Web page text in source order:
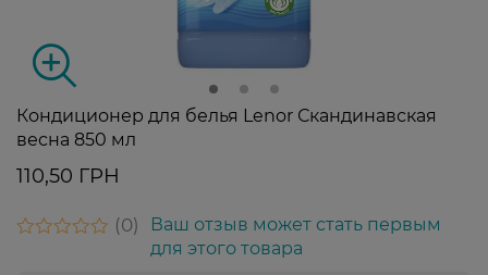
Кондиционер для белья Lenor Скандинавская
весна 850 мл
110,50 ГРН
0
Ваш отзыв может стать первым
для этого товара